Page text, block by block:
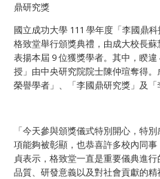
鼎研究獎
國立成功大學 111 學年度「李國鼎
格致堂舉行頒獎典禮，由成大校長
表揚本屆 9 位獲獎學者。其中，睽
授」由中央研究院院士陳仲瑄奪得
榮譽學者」、「李國鼎研究獎」及「
「今天參與頒獎儀式特別開心，特
項能夠被彰顯，也恭喜許多校內同
貞表示，格致堂一直是重要儀典進
品質、研發意義以及對社會貢獻的